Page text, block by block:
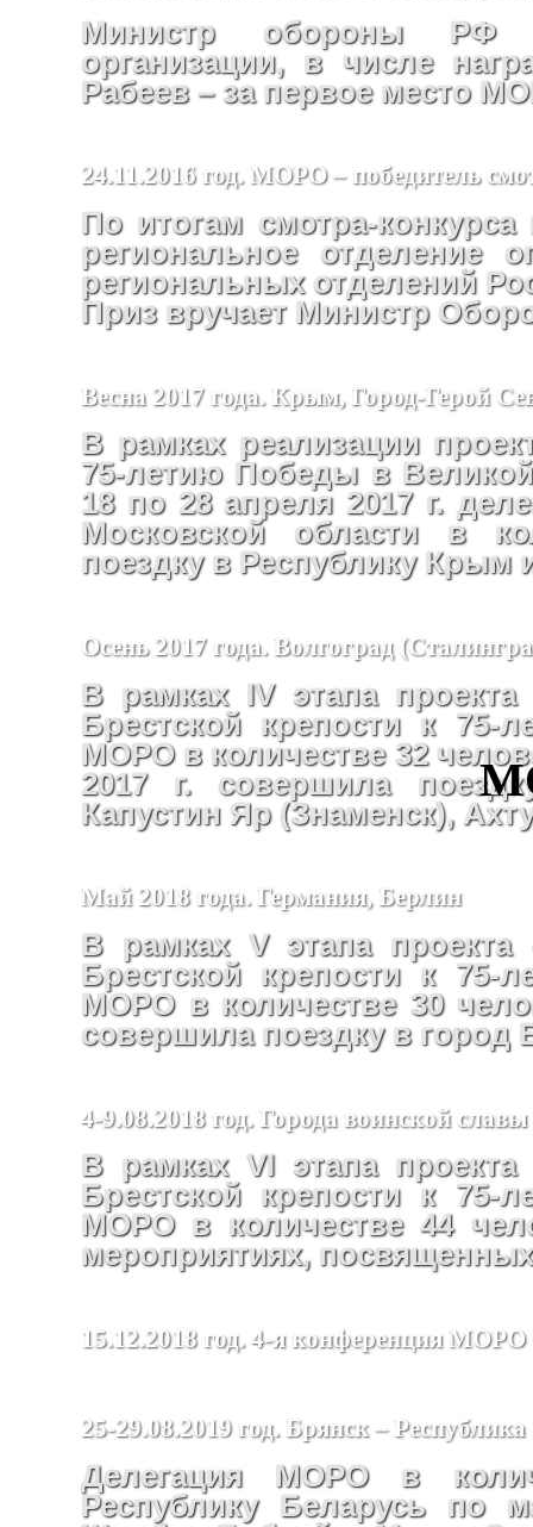
Министр обороны РФ
организации, в числе
Рабеев – за первое место
24.11.2016 год. МОРО – победитель
По итогам смотра-
региональное отделение
региональных отделений
Приз вручает Министр
Весна 2017 года. Крым, Город-Герой
В рамках реализации
75-летию Победы в
18 по 28 апреля 2017 г.
Московской области в
поездку в Республику Крым
Осень 2017 года. Волгоград
В рамках IV этапа
Брестской крепости к 75-
МОРО в количестве 32
2017 г. совершила
Капустин Яр (Знаменск),
Май 2018 года. Германия, Берлин
В рамках V этапа проекта
Брестской крепости к 75-
МОРО в количестве 30
совершила поездку в город
4-9.08.2018 год. Города воинской
В рамках VI этапа
Брестской крепости к 75-
МОРО в количестве 44
мероприятиях,
15.12.2018 год. 4-я конференция
25-29.08.2019 год. Брянск –
Делегация МОРО в
Республику Беларусь по